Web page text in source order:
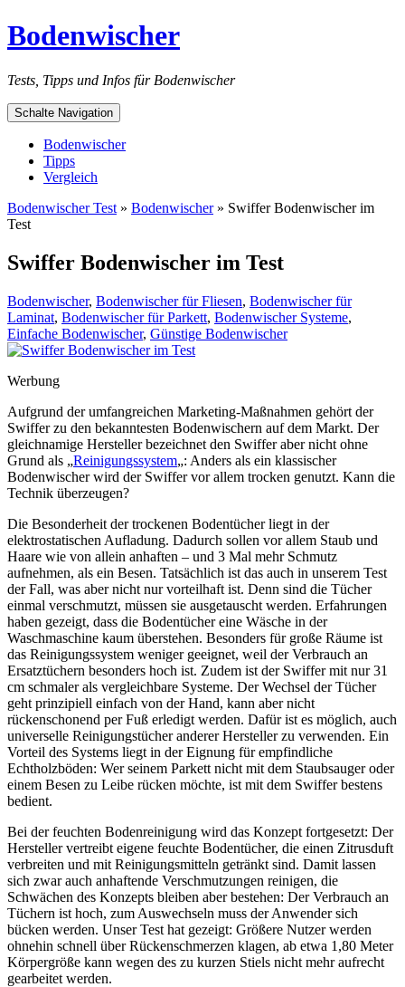
Bodenwischer
Tests, Tipps und Infos für Bodenwischer
Schalte Navigation
Bodenwischer
Tipps
Vergleich
Bodenwischer Test » Bodenwischer» Swiffer Bodenwischer im
Test
Swiffer Bodenwischer im Test
Bodenwischer, Bodenwischer für Fliesen, Bodenwischer für
Laminat, Bodenwischer für Parkett, Bodenwischer Systeme,
Einfache Bodenwischer, Günstige Bodenwischer
Werbung
Aufgrund der umfangreichen Marketing-Maßnahmen gehört der
Swiffer zu den bekanntesten Bodenwischern auf dem Markt. Der
gleichnamige Hersteller bezeichnet den Swiffer aber nicht ohne
Grund als „Reinigungssystem„: Anders als ein klassischer
Bodenwischer wird der Swiffer vor allem trocken genutzt. Kann die
Technik überzeugen?
Die Besonderheit der trockenen Bodentücher liegt in der
elektrostatischen Aufladung. Dadurch sollen vor allem Staub und
Haare wie von allein anhaften – und 3 Mal mehr Schmutz
aufnehmen, als ein Besen. Tatsächlich ist das auch in unserem Test
der Fall, was aber nicht nur vorteilhaft ist. Denn sind die Tücher
einmal verschmutzt, müssen sie ausgetauscht werden. Erfahrungen
haben gezeigt, dass die Bodentücher eine Wäsche in der
Waschmaschine kaum überstehen. Besonders für große Räume ist
das Reinigungssystem weniger geeignet, weil der Verbrauch an
Ersatztüchern besonders hoch ist. Zudem ist der Swiffer mit nur 31
cm schmaler als vergleichbare Systeme. Der Wechsel der Tücher
geht prinzipiell einfach von der Hand, kann aber nicht
rückenschonend per Fuß erledigt werden. Dafür ist es möglich, auch
universelle Reinigungstücher anderer Hersteller zu verwenden. Ein
Vorteil des Systems liegt in der Eignung für empfindliche
Echtholzböden: Wer seinem Parkett nicht mit dem Staubsauger oder
einem Besen zu Leibe rücken möchte, ist mit dem Swiffer bestens
bedient.
Bei der feuchten Bodenreinigung wird das Konzept fortgesetzt: Der
Hersteller vertreibt eigene feuchte Bodentücher, die einen Zitrusduft
verbreiten und mit Reinigungsmitteln getränkt sind. Damit lassen
sich zwar auch anhaftende Verschmutzungen reinigen, die
Schwächen des Konzepts bleiben aber bestehen: Der Verbrauch an
Tüchern ist hoch, zum Auswechseln muss der Anwender sich
bücken werden. Unser Test hat gezeigt: Größere Nutzer werden
ohnehin schnell über Rückenschmerzen klagen, ab etwa 1,80 Meter
Körpergröße kann wegen des zu kurzen Stiels nicht mehr aufrecht
gearbeitet werden.